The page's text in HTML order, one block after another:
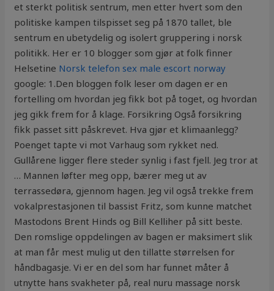
et sterkt politisk sentrum, men etter hvert som den
politiske kampen tilspisset seg på 1870 tallet, ble
sentrum en ubetydelig og isolert gruppering i norsk
politikk. Her er 10 blogger som gjør at folk finner
Helsetine Norsk telefon sex male escort norway
google: 1.Den bloggen folk leser om dagen er en
fortelling om hvordan jeg fikk bot på toget, og hvordan
jeg gikk frem for å klage. Forsikring Også forsikring
fikk passet sitt påskrevet. Hva gjør et klimaanlegg?
Poenget tapte vi mot Varhaug som rykket ned.
Gullårene ligger flere steder synlig i fast fjell. Jeg tror at
… Mannen løfter meg opp, bærer meg ut av
terrassedøra, gjennom hagen. Jeg vil også trekke frem
vokalprestasjonen til bassist Fritz, som kunne matchet
Mastodons Brent Hinds og Bill Kelliher på sitt beste.
Den romslige oppdelingen av bagen er maksimert slik
at man får mest mulig ut den tillatte størrelsen for
håndbagasje. Vi er en del som har funnet måter å
utnytte hans svakheter på, real nuru massage norsk